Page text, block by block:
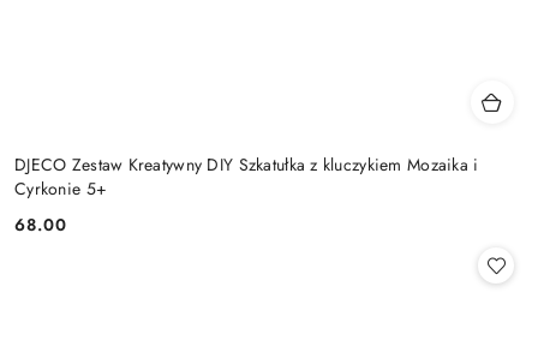
DJECO Zestaw Kreatywny DIY Szkatułka z kluczykiem Mozaika i
Cyrkonie 5+
Cena:
68.00